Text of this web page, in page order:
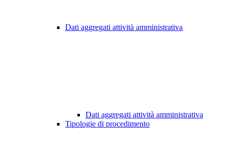
Dati aggregati attività amministrativa
Dati aggregati attività amministrativa
Tipologie di procedimento